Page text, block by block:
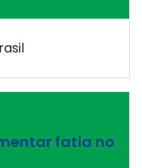
fatia no